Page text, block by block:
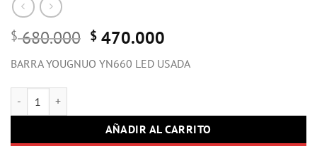
$680.000 Original
was:
$ 470.000
is:
BARRA YOUGNUO YN660 LED USADA
AÑADIR AL CARRITO